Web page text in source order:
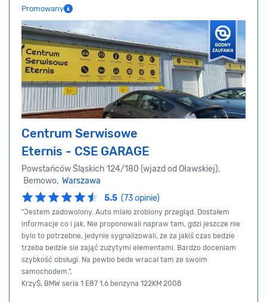
Promowany
Centrum Serwisowe
Eternis - CSE GARAGE
Powstańców Śląskich 124/180 (wjazd od Oławskiej),
Bemowo, Warszawa
5.5 (73 opinie)
"Jestem zadowolony. Auto miało zrobiony przegląd. Dostałem
informacje co i jak. Nie proponowali napraw tam, gdzi jeszcze nie
bylo to potrzebne, jedynie sygnalizowali, że za jakiś czas bedzie
trzeba bedzie sie zająć zużytymi elementami. Bardzo doceniam
szybkość obsługi. Na pewbo bede wracał tam ze swoim
samochodem.",
Krzy$, BMW seria 1 E87 1.6 benzyna 122KM 2008